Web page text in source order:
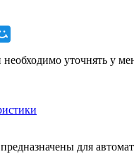
уточнять у
для